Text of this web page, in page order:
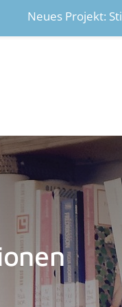
Neues Projekt: